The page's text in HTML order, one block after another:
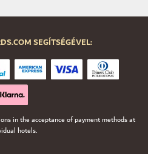
SEGÍTSÉGÉVEL:
in the acceptance of payment methods at
hotels.